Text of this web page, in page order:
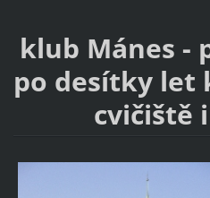
klub Mánes -
po desítky let
cvičiště